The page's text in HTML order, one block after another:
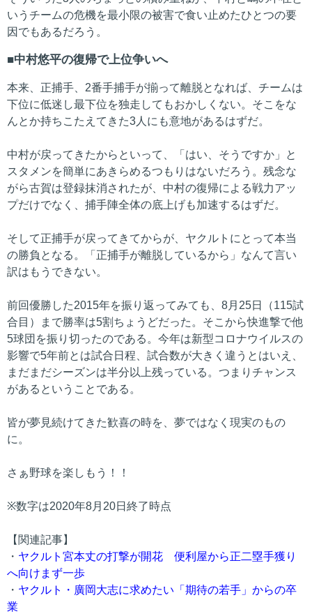
いうチームの危機を最小限の被害で食い止めたひとつの要
因でもあるだろう。
中村悠平の復帰で上位争いへ
本来、正捕手、2番手捕手が揃って離脱となれば、チームは
下位に低迷し最下位を独走してもおかしくない。そこをな
んとか持ちこたえてきた3人にも意地があるはずだ。
中村が戻ってきたからといって、「はい、そうですか」と
スタメンを簡単にあきらめるつもりはないだろう。残念な
がら古賀は登録抹消されたが、中村の復帰による戦力アッ
プだけでなく、捕手陣全体の底上げも加速するはずだ。
そして正捕手が戻ってきてからが、ヤクルトにとって本当
の勝負となる。「正捕手が離脱しているから」なんて言い
訳はもうできない。
前回優勝した2015年を振り返ってみても、8月25日（115試
合目）まで勝率は5割ちょうどだった。そこから快進撃で他
5球団を振り切ったのである。今年は新型コロナウイルスの
影響で5年前とは試合日程、試合数が大きく違うとはいえ、
まだまだシーズンは半分以上残っている。つまりチャンス
があるということである。
皆が夢見続けてきた歓喜の時を、夢ではなく現実のもの
に。
さぁ野球を楽しもう！！
※数字は2020年8月20日終了時点
【関連記事】
・ ヤクルト宮本丈の打撃が開花 便利屋から正二塁手獲り
へ向けまず一歩
・ ヤクルト・廣岡大志に求めたい「期待の若手」からの卒
業